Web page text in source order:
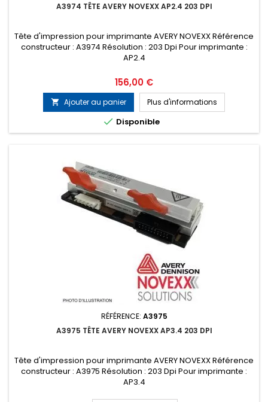
A3974 TÊTE AVERY NOVEXX AP2.4 203 DPI
Tête d'impression pour imprimante AVERY NOVEXX Référence
constructeur : A3974 Résolution : 203 Dpi Pour imprimante :
AP2.4
Prix
156,00 €
 Ajouter au panier Plus d'informations
 Disponible
RÉFÉRENCE: A3975
A3975 TÊTE AVERY NOVEXX AP3.4 203 DPI
Tête d'impression pour imprimante AVERY NOVEXX Référence
constructeur : A3975 Résolution : 203 Dpi Pour imprimante :
AP3.4